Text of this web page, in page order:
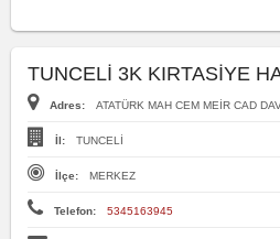
TUNCELİ 3K KIRTASİYE
Adres: ATATÜRK MAH CEM MEİR CAD
İl: TUNCELİ
İlçe: MERKEZ
Telefon: 5345163945